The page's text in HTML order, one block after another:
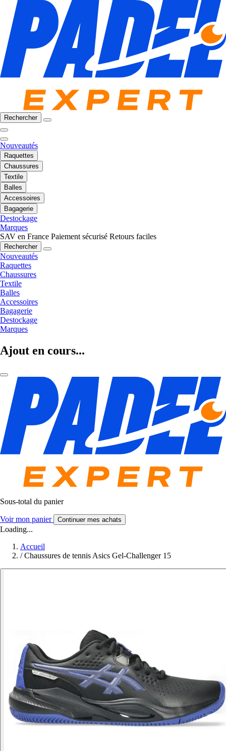
Rechercher
Nouveautés
Raquettes
Chaussures
Textile
Balles
Accessoires
Bagagerie
Destockage
Marques
SAV en France Paiement sécurisé Retours faciles
Rechercher
Nouveautés
Raquettes
Chaussures
Textile
Balles
Accessoires
Bagagerie
Destockage
Marques
Ajout en cours...
Sous-total du panier
Voir mon panier Continuer mes achats
Loading...
Accueil
/ Chaussures de tennis Asics Gel-Challenger 15